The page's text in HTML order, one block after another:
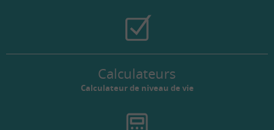
Calculateurs
Calculateur de niveau de vie